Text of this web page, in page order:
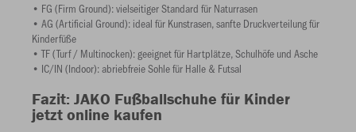
• FG (Firm Ground): vielseitiger Standard für Naturrasen
• AG (Artificial Ground): ideal für Kunstrasen, sanfte Druckverteilung für
Kinderfüße
• TF (Turf / Multinocken): geeignet für Hartplätze, Schulhöfe und Asche
• IC/IN (Indoor): abriebfreie Sohle für Halle & Futsal
Fazit: JAKO Fußballschuhe für Kinder
jetzt online kaufen